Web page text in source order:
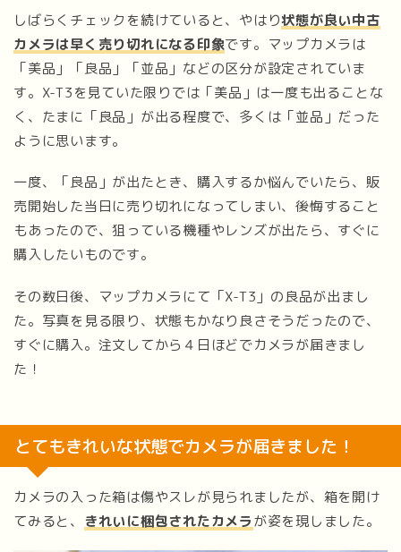
しばらくチェックを続けていると、やはり状態が良い中古
カメラは早く売り切れになる印象です。マップカメラは
「美品」「良品」「並品」などの区分が設定されていま
す。X-T3を見ていた限りでは「美品」は一度も出ることな
く、たまに「良品」が出る程度で、多くは「並品」だった
ように思います。
一度、「良品」が出たとき、購入するか悩んでいたら、販
売開始した当日に売り切れになってしまい、後悔すること
もあったので、狙っている機種やレンズが出たら、すぐに
購入したいものです。
その数日後、マップカメラにて「X-T3」の良品が出まし
た。写真を見る限り、状態もかなり良さそうだったので、
すぐに購入。注文してから４日ほどでカメラが届きまし
た！
とてもきれいな状態でカメラが届きました！
カメラの入った箱は傷やスレが見られましたが、箱を開け
てみると、 きれいに梱包されたカメラが姿を現しました。